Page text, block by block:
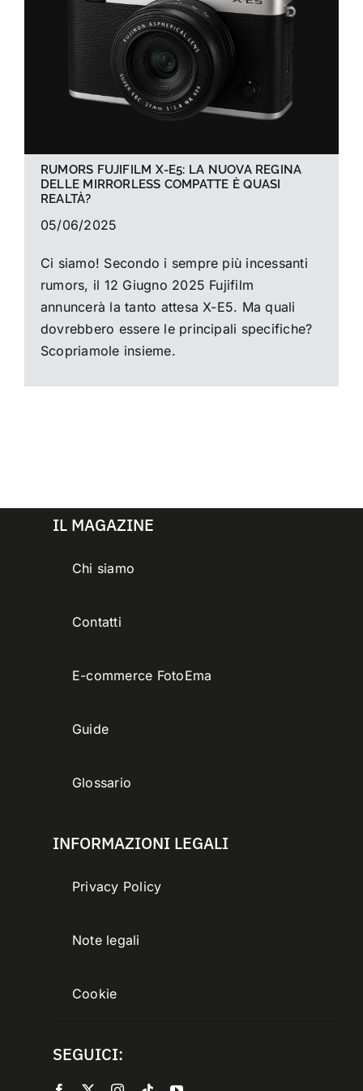
La foto del mese
RUMORS FUJIFILM X-E5: LA NUOVA REGINA
DELLE MIRRORLESS COMPATTE È QUASI
REALTÀ?
05/06/2025
Ci siamo! Secondo i sempre più incessanti
rumors, il 12 Giugno 2025 Fujifilm
annuncerà la tanto attesa X-E5. Ma quali
dovrebbero essere le principali specifiche?
Scopriamole insieme.
IL MAGAZINE
Chi siamo
Contatti
E-commerce FotoEma
Guide
Glossario
INFORMAZIONI LEGALI
Privacy Policy
Note legali
Cookie
SEGUICI: